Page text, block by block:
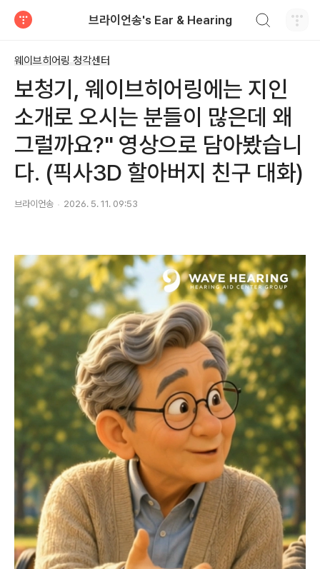
브라이언송's Ear & Hearing
웨이브히어링 청각센터
보청기, 웨이브히어링에는 지인
소개로 오시는 분들이 많은데 왜
그럴까요?" 영상으로 담아봤습니
다. (픽사3D 할아버지 친구 대화)
브라이언송 2026. 5. 11. 09:53